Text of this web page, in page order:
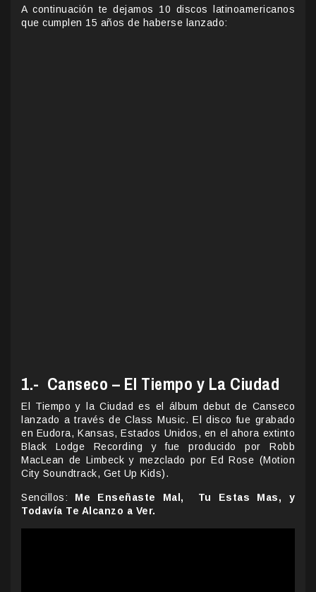
A continuación te dejamos 10 discos latinoamericanos
que cumplen 15 años de haberse lanzado:
1.- Canseco – El Tiempo y La Ciudad
El Tiempo y la Ciudad es el álbum debut de Canseco
lanzado a través de Class Music. El disco fue grabado
en Eudora, Kansas, Estados Unidos, en el ahora extinto
Black Lodge Recording y fue producido por Robb
MacLean de Limbeck y mezclado por Ed Rose (Motion
City Soundtrack, Get Up Kids).
Sencillos: Me Enseñaste Mal, Tu Estas Mas, y
Todavía Te Alcanzo a Ver.